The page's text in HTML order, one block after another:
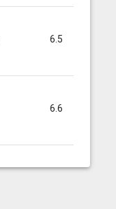
6.5
6.6